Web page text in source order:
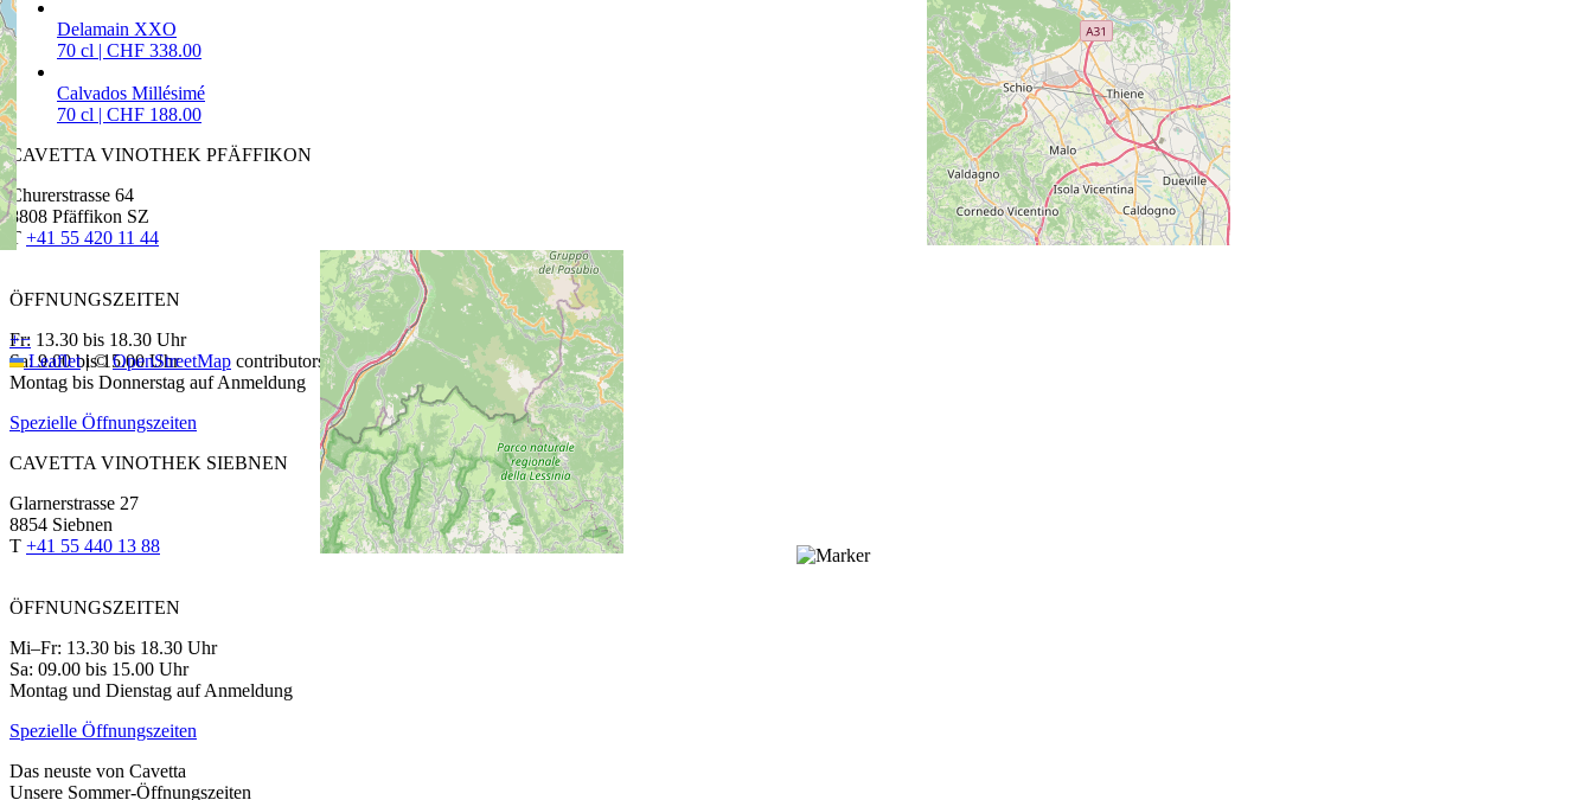
+−
Leaflet |© OpenStreetMap contributors
Delamain XXO
70 cl | CHF 338.00
Calvados Millésimé
70 cl | CHF 188.00
CAVETTA VINOTHEK PFÄFFIKON
Churerstrasse 64
8808 Pfäffikon SZ
T +41 55 420 11 44
ÖFFNUNGSZEITEN
Fr: 13.30 bis 18.30 Uhr
Sa: 9.00 bis 15.00 Uhr
Montag bis Donnerstag auf Anmeldung
Spezielle Öffnungszeiten
CAVETTA VINOTHEK SIEBNEN
Glarnerstrasse 27
8854 Siebnen
T +41 55 440 13 88
ÖFFNUNGSZEITEN
Mi–Fr: 13.30 bis 18.30 Uhr
Sa: 09.00 bis 15.00 Uhr
Montag und Dienstag auf Anmeldung
Spezielle Öffnungszeiten
Das neuste von Cavetta
Unsere Sommer-Öffnungszeiten